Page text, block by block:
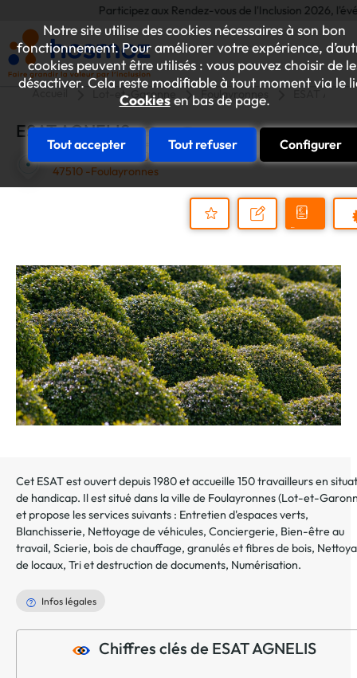
Notre site utilise des cookies nécessaires à son bon
fonctionnement. Pour améliorer votre expérience,
cookies peuvent être utilisés : vous pouvez choisir de
désactiver. Cela reste modifiable à tout moment via le
Cookiesen bas de page.
Tout accepter Tout refuser Configurer
Participez aux Rendez-vous de l'Inclusion 2026,
Accueil Lot-et-Garonne Foulayronnes
ESAT AGNELIS
LIEU DIT MONTHUS
47510 -Foulayronnes
au
dossier
Nous
Demander
Cet ESAT est ouvert depuis 1980 et accueille 150 travailleurs en
de handicap. Il est situé dans la ville de Foulayronnes(Lot-et-
et propose les services suivants : Entretien d'espaces verts,
Blanchisserie, Nettoyage de véhicules, Conciergerie, Bien-être au
travail, Scierie, bois de chauffage, granulés et fibres de bois,
de locaux, Tri et destruction de documents, Numérisation.
Infos légales
Chiffres clés de ESAT AGNELIS